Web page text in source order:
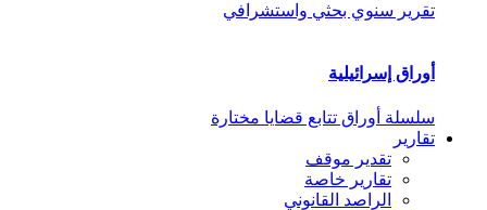
تقرير سنوي بحثي واستشرافي
أوراق إسرائيلية
سلسلة أوراق تتابع قضايا مختارة
تقارير
تقدير موقف
تقارير خاصة
الراصد القانوني